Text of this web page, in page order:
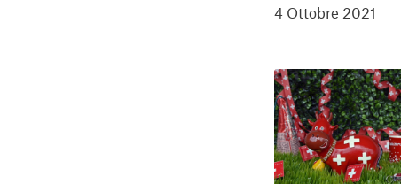
4 Ottobre 2021